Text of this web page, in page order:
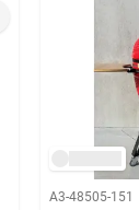
A3-48505-151